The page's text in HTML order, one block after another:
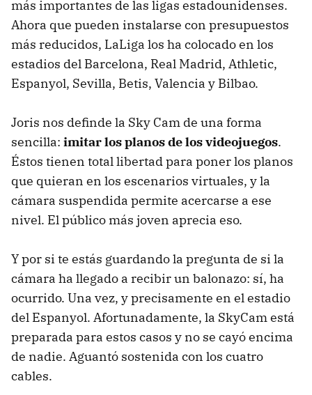
más importantes de las ligas estadounidenses.
Ahora que pueden instalarse con presupuestos
más reducidos, LaLiga los ha colocado en los
estadios del Barcelona, Real Madrid, Athletic,
Espanyol, Sevilla, Betis, Valencia y Bilbao.
Joris nos definde la Sky Cam de una forma
sencilla: imitar los planos de los videojuegos.
Éstos tienen total libertad para poner los planos
que quieran en los escenarios virtuales, y la
cámara suspendida permite acercarse a ese
nivel. El público más joven aprecia eso.
Y por si te estás guardando la pregunta de si la
cámara ha llegado a recibir un balonazo: sí, ha
ocurrido. Una vez, y precisamente en el estadio
del Espanyol. Afortunadamente, la SkyCam está
preparada para estos casos y no se cayó encima
de nadie. Aguantó sostenida con los cuatro
cables.